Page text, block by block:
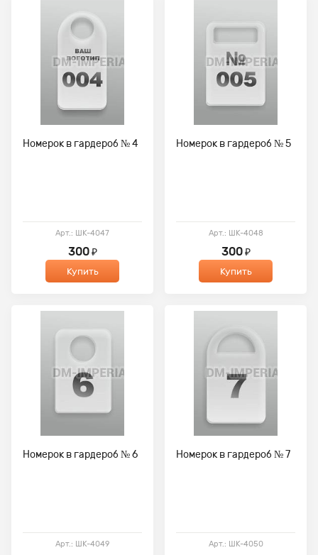
Номерок в гардероб № 4
Арт.: ШК-4047
300₽
Купить
Номерок в гардероб № 5
Арт.: ШК-4048
300₽
Купить
Номерок в гардероб № 6
Арт.: ШК-4049
Номерок в гардероб № 7
Арт.: ШК-4050